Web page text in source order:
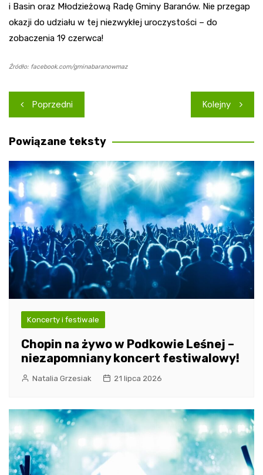
i Basin oraz Młodzieżową Radę Gminy Baranów. Nie przegap
okazji do udziału w tej niezwykłej uroczystości – do
zobaczenia 19 czerwca!
Źródło: facebook.com/gminabaranowmaz
Nawigacja
wpisu
Poprzedni Kolejny
Powiązane teksty
Koncerty i festiwale
Chopin na żywo w Podkowie Leśnej –
niezapomniany koncert festiwalowy!
Natalia Grzesiak 21 lipca 2026